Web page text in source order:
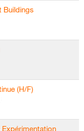
Buildings
(H/F)